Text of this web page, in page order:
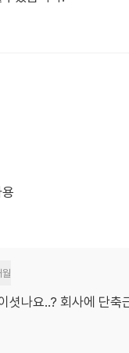
셧나요..? 회사에 단